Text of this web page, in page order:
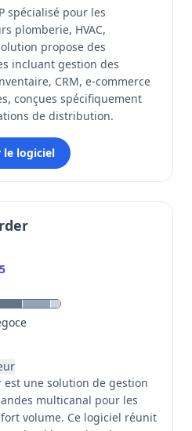
spécialisé pour les
plomberie, HVAC,
propose des
incluant gestion des
CRM, e-commerce
conçues spécifiquement
de distribution.
le logiciel
est une solution de gestion
multicanal pour les
volume. Ce logiciel réunit